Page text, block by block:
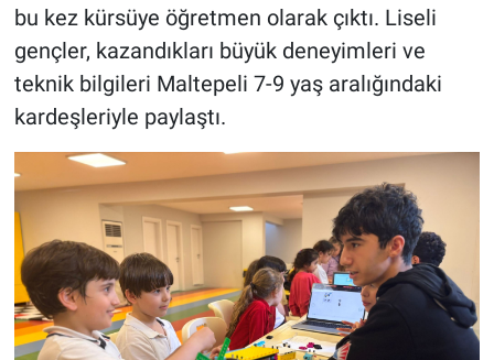
bu kez kürsüye öğretmen olarak çıktı. Liseli
gençler, kazandıkları büyük deneyimleri ve
teknik bilgileri Maltepeli 7-9 yaş aralığındaki
kardeşleriyle paylaştı.